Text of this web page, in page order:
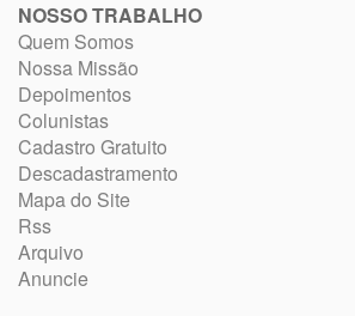
NOSSO TRABALHO
Quem Somos
Nossa Missão
Depoimentos
Colunistas
Cadastro Gratuito
Descadastramento
Mapa do Site
Rss
Arquivo
Anuncie